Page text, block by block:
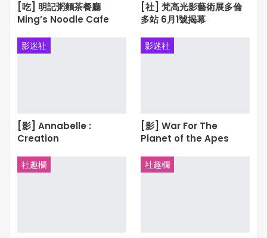
[吃] 明記粥麵茶餐廳
Ming’s Noodle Cafe
[社] 梵高光影藝術展多倫
多站 6月1號揭幕
影迷社
[影] Annabelle :
Creation
影迷社
[影] War For The
Planet of the Apes
社趣欄 社趣欄